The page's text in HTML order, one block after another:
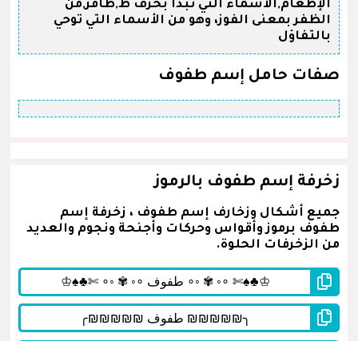
الإطعام,الاسماء التي تبدأ بحرف ظ,ظافر,من
الظفر بمعنى الفوز، وهو من الأسماء التي توحي
بالتفاؤل
صفات حامل إسم طفوف
زخرفة إسم طفوف بالرموز
جميع أشكال وزخارف إسم طفوف ، زخرفة إسم
طفوف برموز وأقواس وحركات وأجنحة ونجوم والعديد
من الزخرفات الحلوة.